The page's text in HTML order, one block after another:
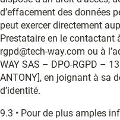
d’effacement des données
peut exercer directement
Prestataire en le contactant
rgpd@tech-way.com ou à
WAY SAS – DPO-RGPD –
ANTONY], en joignant à sa
d’identité.
9.3 • Pour de plus amples